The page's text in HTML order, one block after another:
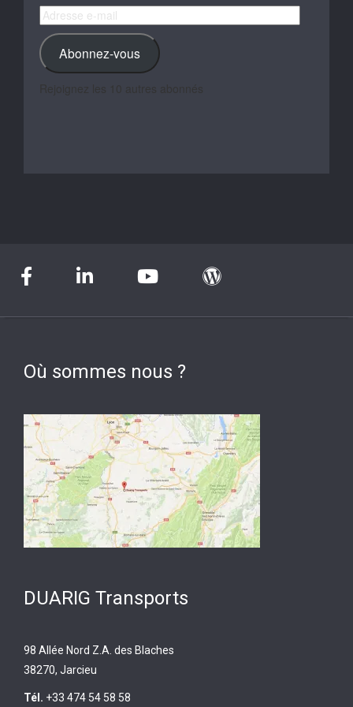
Adresse
e-
mail
Abonnez-vous
Où sommes nous ?
DUARIG Transports
98 Allée Nord Z.A. des Blaches
38270, Jarcieu
Tél. +33 474 54 58 58